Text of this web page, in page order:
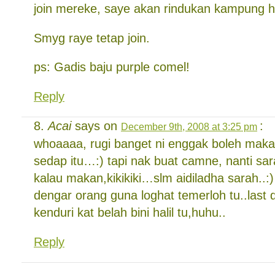
join mereke, saye akan rindukan kampung
Smyg raye tetap join.
ps: Gadis baju purple comel!
Reply
Acaisays on December 9th, 2008 at 3:25 pm :
whoaaaa, rugi banget ni enggak boleh
sedap itu…:) tapi nak buat camne, nanti
kalau makan,kikikiki…slm aidiladha
dengar orang guna loghat temerloh tu..last
kenduri kat belah bini halil tu,huhu..
Reply